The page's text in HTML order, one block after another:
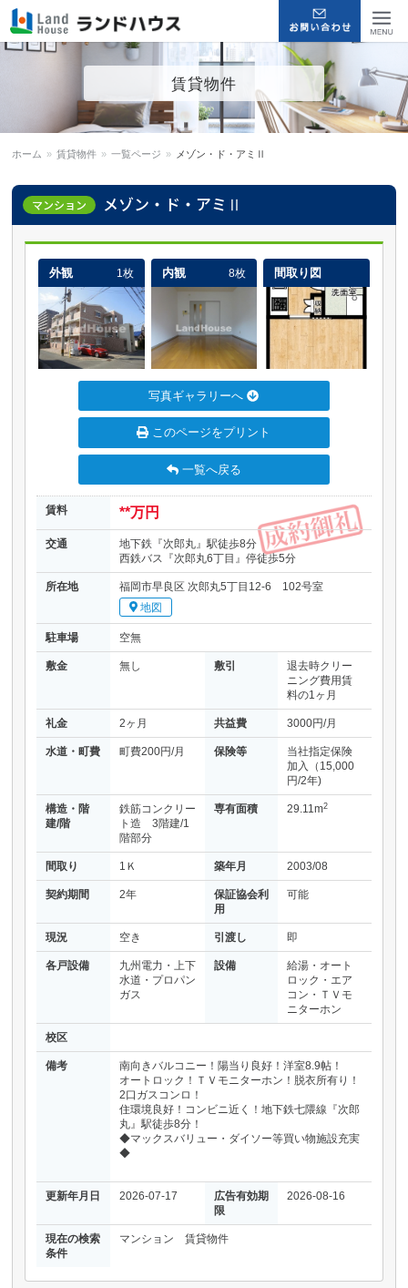
福岡早良区の賃貸物件・売買
物件 | ランドハウス
賃貸物件
ホーム » 賃貸物件 » 一覧ページ » メゾン・ド・アミⅡ
マンション メゾン・ド・アミⅡ
外観 1枚 内観 8枚 間取り図
写真ギャラリーへ
このページをプリント
一覧へ戻る
賃料 **万円
交通
地下鉄『次郎丸』駅徒歩8分
西鉄バス『次郎丸6丁目』停徒歩5分
所在地
福岡市早良区 次郎丸5丁目12-6 102号室
地図
駐車場 空無
敷金 無し 敷引
退去時クリー
ニング費用賃
料の1ヶ月
礼金 2ヶ月 共益費 3000円/月
水道・町費 町費200円/月 保険等
当社指定保険
加入（15,000
円/2年)
構造・階
建/階
鉄筋コンクリー
ト造 3階建/1
階部分
専有面積 29.11m2
間取り 1Ｋ 築年月 2003/08
契約期間 2年
保証協会利
用
可能
現況 空き 引渡し 即
各戸設備
九州電力・上下
水道・プロパン
ガス
設備
給湯・オート
ロック・エア
コン・ＴＶモ
ニターホン
校区
備考
南向きバルコニー！陽当り良好！洋室8.9帖！
オートロック！ＴＶモニターホン！脱衣所有り！
2口ガスコンロ！
住環境良好！コンビニ近く！地下鉄七隈線『次郎
丸』駅徒歩8分！
◆マックスバリュー・ダイソー等買い物施設充実
◆
更新年月日 2026-07-17
広告有効期
限
2026-08-16
現在の検索
条件
マンション 賃貸物件